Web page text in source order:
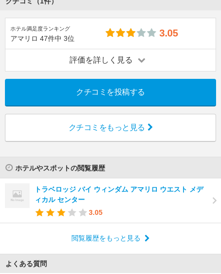
ホテル満足度ランキング
アマリロ 47件中 3位 3.05
評価を詳しく見る
クチコミを投稿する
クチコミをもっと見る
ホテルやスポットの閲覧履歴
トラベロッジ バイ ウィンダム アマリロ ウエスト メデ
ィカル センター
3.05
閲覧履歴をもっと見る
よくある質問